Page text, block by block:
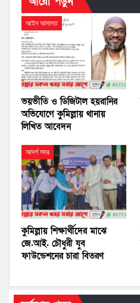
আইন আদালত
ভয়ভীতি ও ডিজিটাল হয়রানির
অভিযোগে কুমিল্লায় থানায়
লিখিত আবেদন
আদর্শ সদর
কুমিল্লায় শিক্ষার্থীদের মাঝে
জে.আই. চৌধুরী যুব
ফাউন্ডেশনের চারা বিতরণ